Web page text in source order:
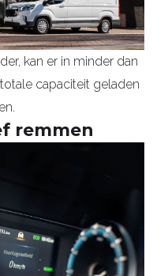
kan er in minder dan
capaciteit geladen
remmen